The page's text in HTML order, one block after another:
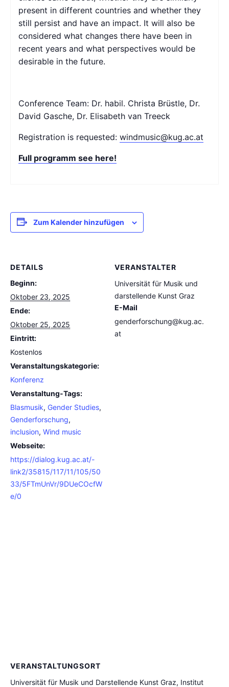
present in different countries and whether they
still persist and have an impact. It will also be
considered what changes there have been in
recent years and what perspectives would be
desirable in the future.
Conference Team: Dr. habil. Christa Brüstle, Dr.
David Gasche, Dr. Elisabeth van Treeck
Registration is requested: windmusic@kug.ac.at
Full programm see here!
Zum Kalender hinzufügen
DETAILS
Beginn:
Oktober 23, 2025
Ende:
Oktober 25, 2025
Eintritt:
Kostenlos
Veranstaltungskategorie:
Konferenz
Veranstaltung-Tags:
Blasmusik, Gender Studies,
Genderforschung,
inclusion, Wind music
Webseite:
https://dialog.kug.ac.at/-
link2/35815/117/11/105/50
33/5FTmUnVr/9DUeCOcfW
e/0
VERANSTALTER
Universität für Musik und
darstellende Kunst Graz
E-Mail
genderforschung@kug.ac.
at
VERANSTALTUNGSORT
Universität für Musik und Darstellende Kunst Graz, Institut